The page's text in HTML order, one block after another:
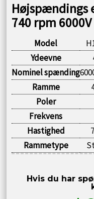
Højspændings
740 rpm
Model
Ydeevne
Nominel spænding
Ramme
Poler
Frekvens
Hastighed
Rammetype
Hvis du har